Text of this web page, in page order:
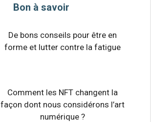
Bon à savoir
De bons conseils pour être en
forme et lutter contre la fatigue
Comment les NFT changent la
façon dont nous considérons l’art
numérique ?